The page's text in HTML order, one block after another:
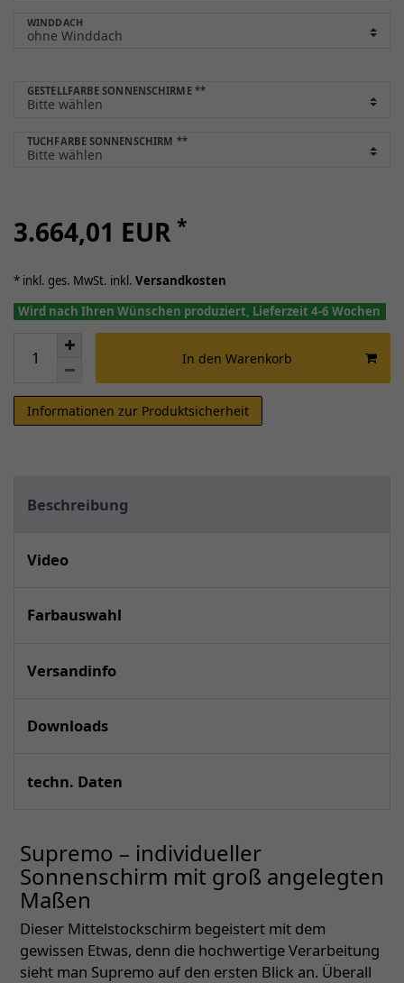
WINDDACH
GESTELLFARBE SONNENSCHIRME **
TUCHFARBE SONNENSCHIRM **
3.664,01 EUR *
* inkl. ges. MwSt. inkl. Versandkosten
Wird nach Ihren Wünschen produziert, Lieferzeit 4-6 Wochen
In den Warenkorb
Informationen zur Produktsicherheit
Beschreibung
Video
Farbauswahl
Versandinfo
Downloads
techn. Daten
Supremo – individueller
Sonnenschirm mit groß angelegten
Maßen
Dieser Mittelstockschirm begeistert mit dem
gewissen Etwas, denn die hochwertige Verarbeitung
sieht man Supremo auf den ersten Blick an. Überall